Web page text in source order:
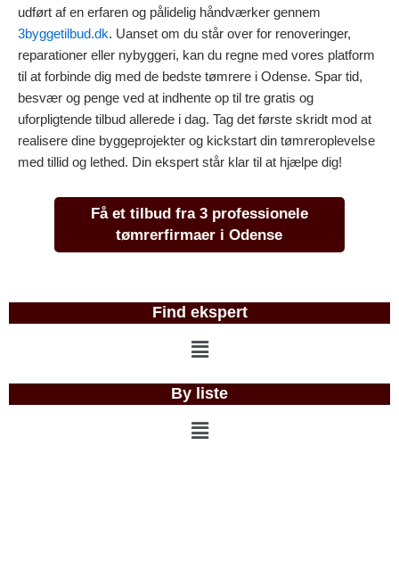
udført af en erfaren og pålidelig håndværker gennem
3byggetilbud.dk. Uanset om du står over for renoveringer,
reparationer eller nybyggeri, kan du regne med vores platform
til at forbinde dig med de bedste tømrere i Odense. Spar tid,
besvær og penge ved at indhente op til tre gratis og
uforpligtende tilbud allerede i dag. Tag det første skridt mod at
realisere dine byggeprojekter og kickstart din tømreroplevelse
med tillid og lethed. Din ekspert står klar til at hjælpe dig!
Få et tilbud fra 3 professionele
tømrerfirmaer i Odense
Find ekspert
Menu
By liste
Menu